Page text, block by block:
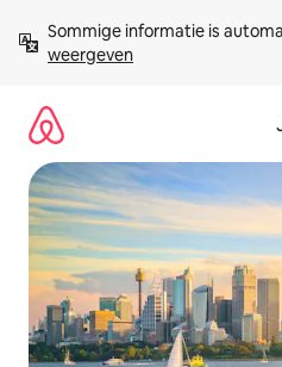
direct
naar
Sommige informatie is
weergeven